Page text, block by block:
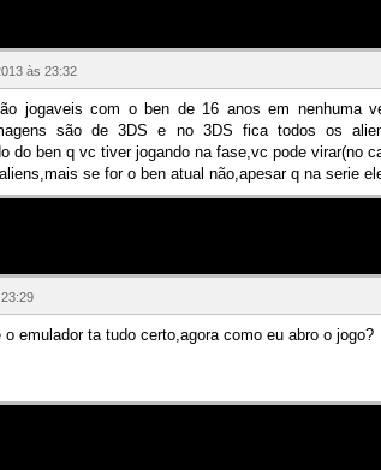
às 23:32
jogaveis com o ben de 16 anos em nenhuma
são de 3DS e no 3DS fica todos os
do ben q vc tiver jogando na fase,vc pode virar(no
se for o ben atual não,apesar q na serie
emulador ta tudo certo,agora como eu abro o jogo?